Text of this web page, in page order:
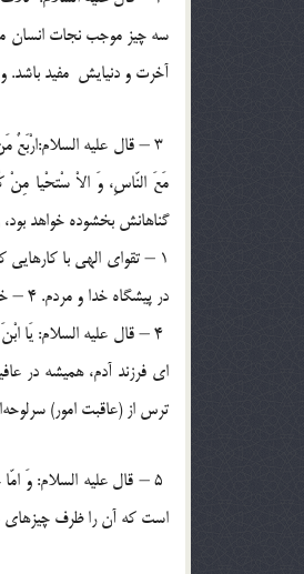
سه چیز موجب نجات انسان
آخرت و دنیایش ‍ مفید باشد.
‏3 – قال علیه
گناهانش بخشوده خواهد
در پیشگاه خدا و مردم. ‏4 – خوش اخلاقی و خوش برخوردی با خانواده‌ی خود.‏
ای فرزند آدم، همیشه در
ترس از (عاقبت امور)
است که آن را ظرف چیزهای